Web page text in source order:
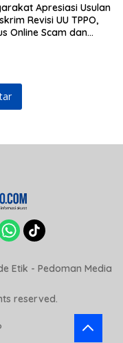
Apresiasi Usulan
Revisi UU TPPO,
Online Scam dan
Etik - Pedoman Media
reserved.